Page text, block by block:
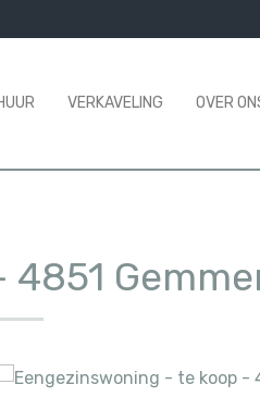
VERKAVELING OVER
4851